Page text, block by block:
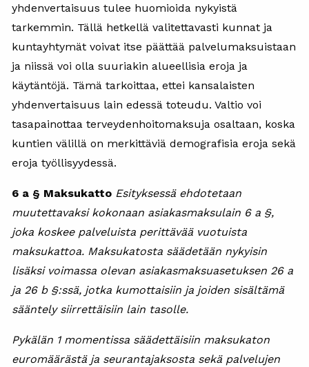
yhdenvertaisuus tulee huomioida nykyistä
tarkemmin. Tällä hetkellä valitettavasti kunnat ja
kuntayhtymät voivat itse päättää palvelumaksuistaan
ja niissä voi olla suuriakin alueellisia eroja ja
käytäntöjä. Tämä tarkoittaa, ettei kansalaisten
yhdenvertaisuus lain edessä toteudu. Valtio voi
tasapainottaa terveydenhoitomaksuja osaltaan, koska
kuntien välillä on merkittäviä demografisia eroja sekä
eroja työllisyydessä.
6 a § Maksukatto Esityksessä ehdotetaan
muutettavaksi kokonaan asiakasmaksulain 6 a §,
joka koskee palveluista perittävää vuotuista
maksukattoa. Maksukatosta säädetään nykyisin
lisäksi voimassa olevan asiakasmaksuasetuksen 26 a
ja 26 b §:ssä, jotka kumottaisiin ja joiden sisältämä
sääntely siirrettäisiin lain tasolle.
Pykälän 1 momentissa säädettäisiin maksukaton
euromäärästä ja seurantajaksosta sekä palvelujen